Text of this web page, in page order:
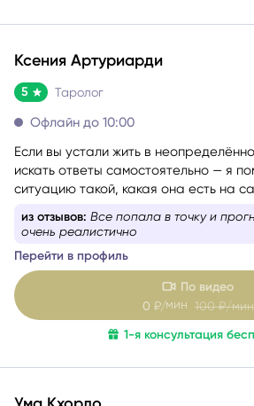
Ксения Артуриарди
5 Таролог
Офлайн до 10:00
Если вы устали жить в
искать ответы самостоятельно — я
ситуацию такой, какая она есть на
более 6 лет я помогаю людям
жизненных ситуациях. За это время
консультаций и обучила более 100
чтения Таро.
разбираем не только то, что
из отзывов: Подобрала методики,
туман в голове рассеялся
Перейти в профиль
По видео
0 ₽/мин 100 ₽/мин
1-я консультация